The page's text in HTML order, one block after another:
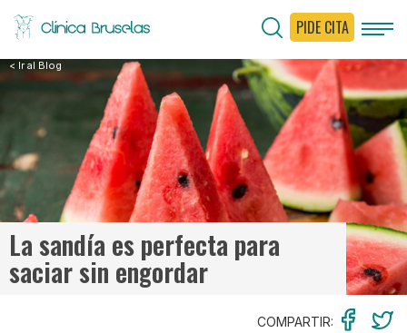
PIDE CITA
< Ir al Blog
La sandía es perfecta para
saciar sin engordar
COMPARTIR: